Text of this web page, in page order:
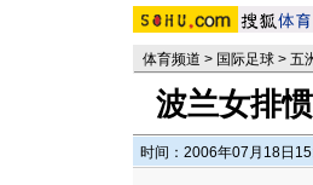
体育频道 > 国际足球 > 五
波兰女排
时间：2006年07月18日